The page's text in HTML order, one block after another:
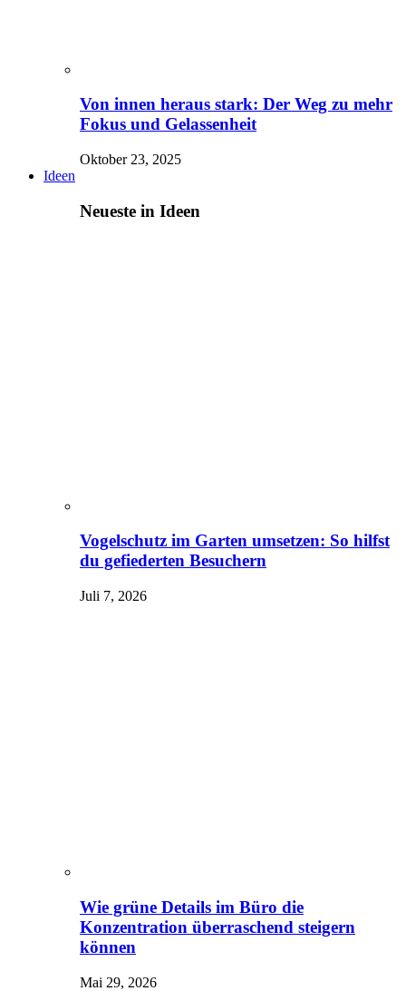
Von innen heraus stark: Der Weg zu mehr
Fokus und Gelassenheit
Oktober 23, 2025
Ideen
Neueste in Ideen
Vogelschutz im Garten umsetzen: So hilfst
du gefiederten Besuchern
Juli 7, 2026
Wie grüne Details im Büro die
Konzentration überraschend steigern
können
Mai 29, 2026